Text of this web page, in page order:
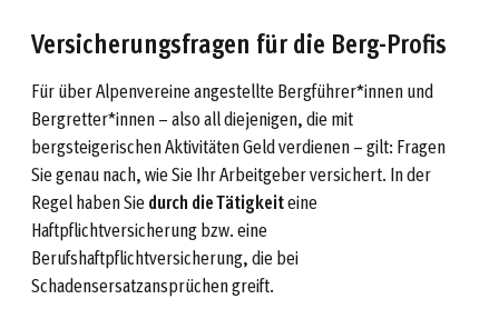
Versicherungsfragen für die Berg-Profis
Für über Alpenvereine angestellte Bergführer*innen und
Bergretter*innen – also all diejenigen, die mit
bergsteigerischen Aktivitäten Geld verdienen – gilt: Fragen
Sie genau nach, wie Sie Ihr Arbeitgeber versichert. In der
Regel haben Siedurch die Tätigkeiteine
Haftpflichtversicherung bzw. eine
Berufshaftpflichtversicherung, die bei
Schadensersatzansprüchen greift.